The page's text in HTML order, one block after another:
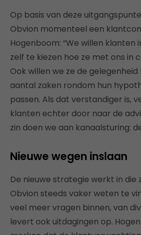
Op basis van deze
Obvion momenteel een
Hogenboom: “We willen klanten
zelf te kiezen hoe ze met ons in
Ook willen we ze de
aantal zaken rondom hun
passen. Als dat verstandiger is,
klanten echter door naar de
zin doen we aan kanaalsturing:
Nieuwe wegen inslaan
De nieuwe strategie werkt in die
Obvion steeds vaker weten te
veel meer vragen binnen, van
levert ook uitdagingen op.